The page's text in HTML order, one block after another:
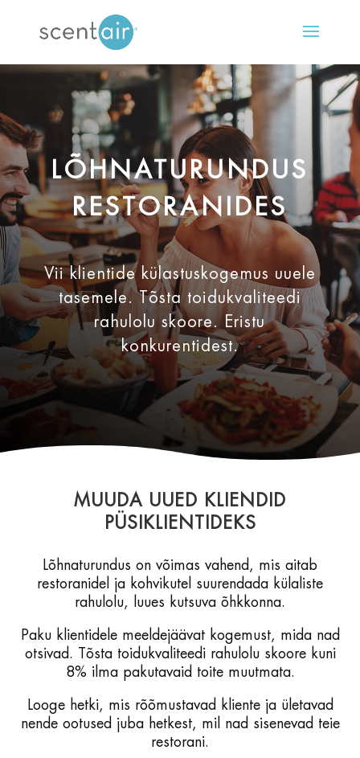
LÕHNATURUNDUS
RESTORANIDES
Vii klientide külastuskogemus uuele
tasemele. Tõsta toidukvaliteedi
rahulolu skoore. Eristu
konkurentidest.
MUUDA UUED KLIENDID
PÜSIKLIENTIDEKS
Lõhnaturundus on võimas vahend, mis aitab
restoranidel ja kohvikutel suurendada külaliste
rahulolu, luues kutsuva õhkkonna.
Paku klientidele meeldejäävat kogemust, mida nad
otsivad. Tõsta toidukvaliteedi rahulolu skoore kuni
8% ilma pakutavaid toite muutmata.
Looge hetki, mis rõõmustavad kliente ja ületavad
nende ootused juba hetkest, mil nad sisenevad teie
restorani.